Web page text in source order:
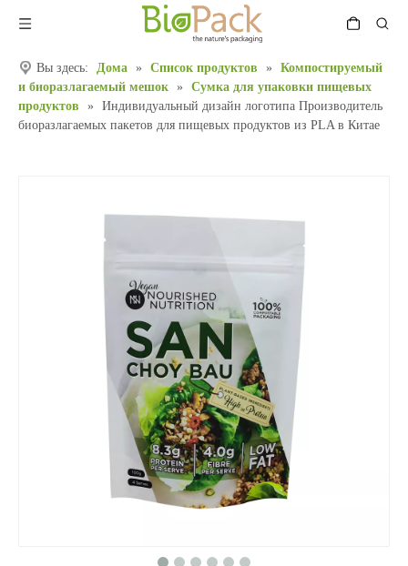
Вы здесь: Дома » Список продуктов »
Компостируемый
и биоразлагаемый мешок »
Сумка для упаковки пищевых
продуктов
»
Индивидуальный дизайн логотипа Производитель
биоразлагаемых пакетов для пищевых продуктов из PLA в Китае